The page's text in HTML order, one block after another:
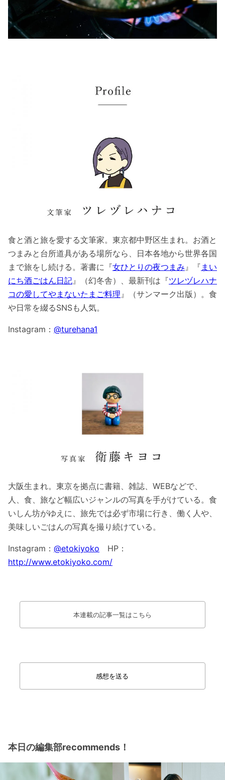
食と酒と旅を愛する文筆家。東京都中野区生まれ。お酒と
つまみと台所道具がある場所なら、日本各地から世界各国
まで旅をし続ける。著書に『女ひとりの夜つまみ』『 まい
にち酒ごはん日記』（幻冬舎）、最新刊は『ツレヅレハナ
コの愛してやまないたまご料理』（サンマーク出版）。食
や日常を綴るSNSも人気。
Instagram： @turehana1
大阪生まれ。東京を拠点に書籍、雑誌、WEBなどで、
人、食、旅など幅広いジャンルの写真を手がけている。食
いしん坊がゆえに、旅先では必ず市場に行き、働く人や、
美味しいごはんの写真を撮り続けている。
Instagram： @etokiyoko HP：
http://www.etokiyoko.com/
本連載の記事一覧はこちら
感想を送る
本日の編集部recommends！